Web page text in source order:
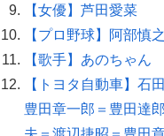
【女優】芦田愛菜
【プロ野球】阿部慎
【歌手】あのちゃん
【トヨタ自動車】石
豊田章一郎＝豊田達